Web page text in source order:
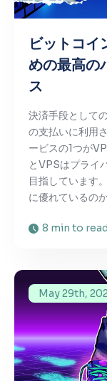
ビットコイ
めの最高の
ス
決済手段として
の支払いに利用
ービスの1つが
とVPSはプライ
目指しています
に優れているの
8 min to read
May 29th,